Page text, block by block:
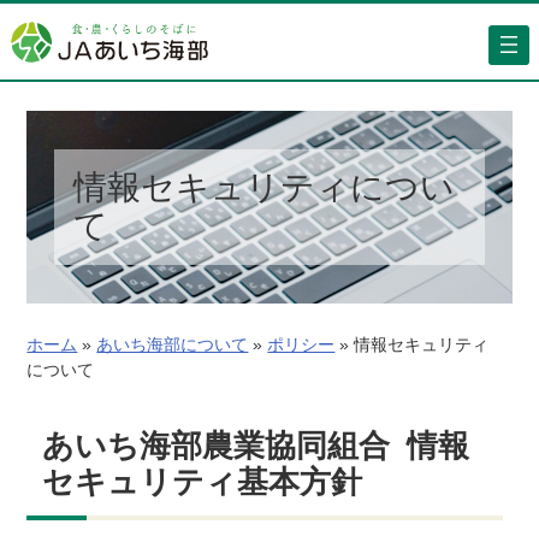
容
を
情報セキュリティについ
て
ホーム » あいち海部について » ポリシー » 情報セキュリティ
について
あいち海部農業協同組合 情報
セキュリティ基本方針